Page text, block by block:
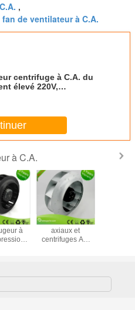
,
fan de ventilateur à C.A.
centrifuge à C.A. du
élevé 220V,
à C.A.
à
Ventilateurs
axiaux et
centrifuges AC
ventilation au sol